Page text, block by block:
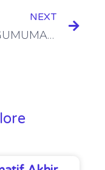
NEXT
PENGUMUMAN KELULUSAN TAHUN PELAJARAN 2021-2022